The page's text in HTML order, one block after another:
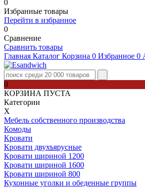
0
Избранные товары
Перейти в избранное
0
Сравнение
Сравнить товары
Главная Каталог Корзина 0 Избранное 0
0
КОРЗИНА ПУСТА
Категории
Х
Мебель собственного производства
Комоды
Кровати
Кровати двухъярусные
Кровати шириной 1200
Кровати шириной 1600
Кровати шириной 800
Кухонные уголки и обеденные группы